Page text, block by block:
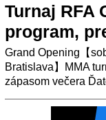
Turnaj RFA
program,
Grand Opening【
Bratislava】MMA
zápasom večera